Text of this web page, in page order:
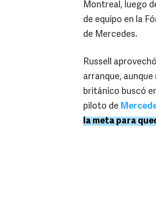
Montreal, luego
de equipo en la
de Mercedes.
Russell
arranque,
británico buscó
piloto de
la meta para